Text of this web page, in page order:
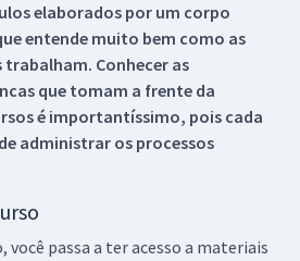
elaborados por um corpo
entende muito bem como as
Conhecer as
que tomam a frente da
é importantíssimo, pois cada
administrar os processos
você passa a ter acesso a materiais